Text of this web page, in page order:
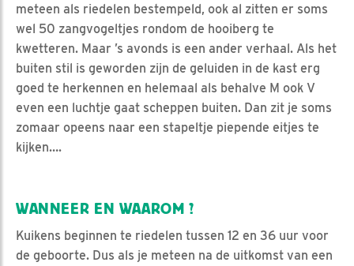
meteen als riedelen bestempeld, ook al zitten er soms
wel 50 zangvogeltjes rondom de hooiberg te
kwetteren. Maar ’s avonds is een ander verhaal. Als het
buiten stil is geworden zijn de geluiden in de kast erg
goed te herkennen en helemaal als behalve M ook V
even een luchtje gaat scheppen buiten. Dan zit je soms
zomaar opeens naar een stapeltje piepende eitjes te
kijken….
WANNEER EN WAAROM ?
Kuikens beginnen te riedelen tussen 12 en 36 uur voor
de geboorte. Dus als je meteen na de uitkomst van een